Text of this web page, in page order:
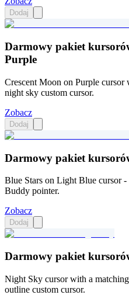
Dodaj
Darmowy pakiet
Purple
Crescent Moon on Purple cursor
night sky custom cursor.
Zobacz
Dodaj
Darmowy pakiet
Blue Stars on Light Blue cursor -
Buddy pointer.
Zobacz
Dodaj
Darmowy pakiet
Night Sky cursor with a
outline custom cursor.